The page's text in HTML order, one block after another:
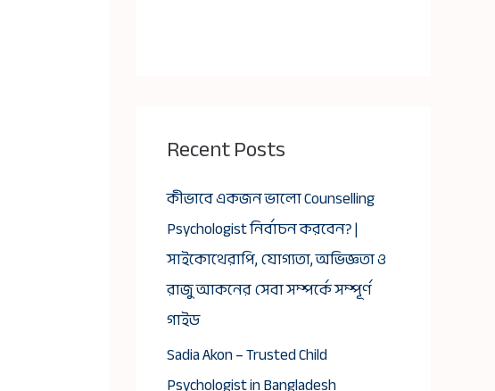
Recent Posts
কীভাবে একজন ভালো Counselling
Psychologist নির্বাচন করবেন? |
সাইকোথেরাপি, যোগ্যতা, অভিজ্ঞতা ও
রাজু আকনের সেবা সম্পর্কে সম্পূর্ণ
গাইড
Sadia Akon – Trusted Child
Psychologist in Bangladesh